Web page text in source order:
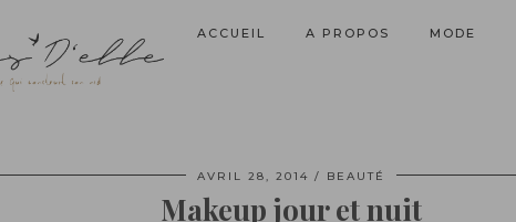
ACCUEIL A PROPOS MODE
AVRIL 28, 2014 BEAUTÉ
Makeup jour et nuit